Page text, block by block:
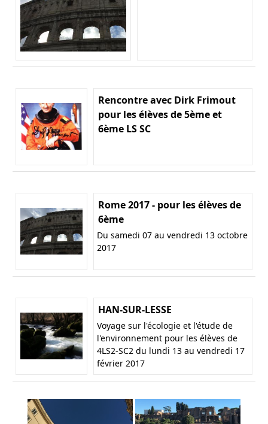
Rencontre avec Dirk Frimout
pour les élèves de 5ème et
6ème LS SC
Rome 2017 - pour les élèves de
6ème
Du samedi 07 au vendredi 13 octobre
2017
HAN-SUR-LESSE
Voyage sur l'écologie et l'étude de
l'environnement pour les élèves de
4LS2-SC2 du lundi 13 au vendredi 17
février 2017